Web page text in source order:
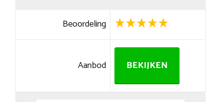
Beoordeling
Aanbod BEKIJKEN